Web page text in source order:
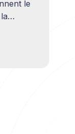
le